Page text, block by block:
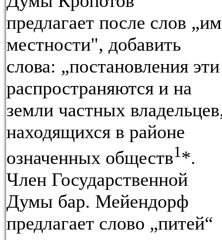
предлагает после слов „им
местности", добавить
слова: „постановления эти
распространяются и на
земли частных
находящихся в районе
означенных обществ1*.
Член Государственной
Думы бар. Мейендорф
предлагает слово „питей“